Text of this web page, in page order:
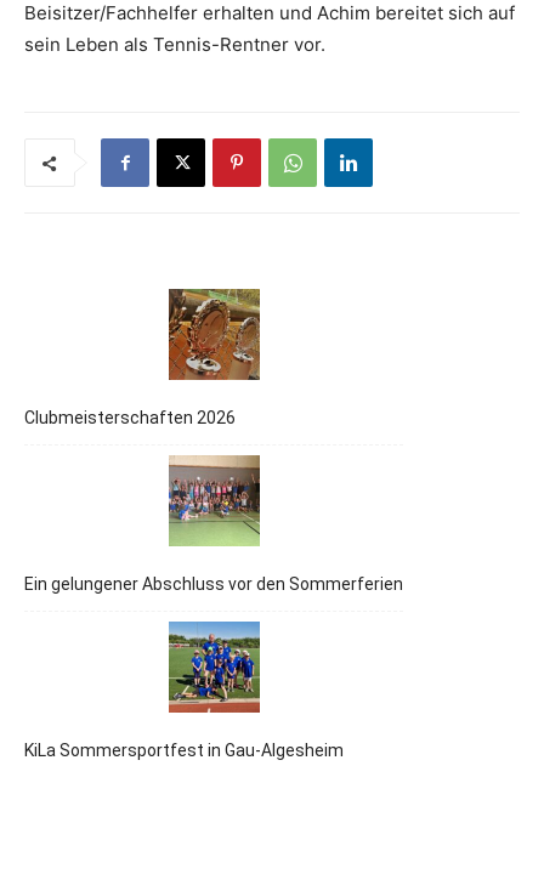
Beisitzer/Fachhelfer erhalten und Achim bereitet sich auf
sein Leben als Tennis-Rentner vor.
Clubmeisterschaften 2026
Ein gelungener Abschluss vor den Sommerferien
KiLa Sommersportfest in Gau-Algesheim